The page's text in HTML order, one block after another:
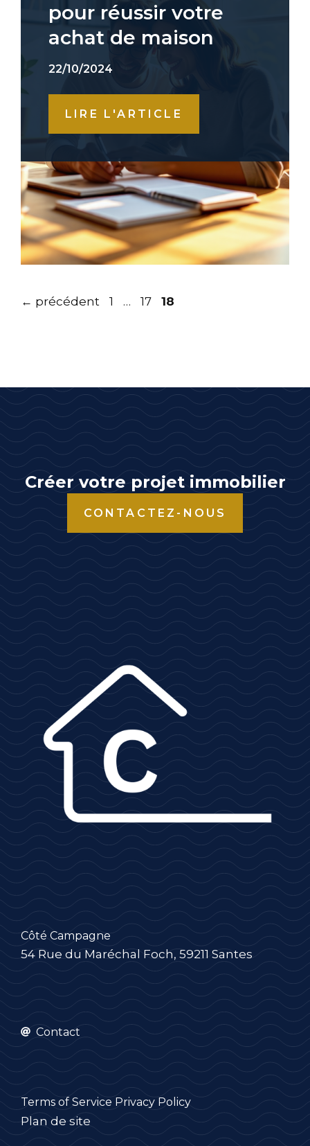
pour réussir votre
achat de maison
22/10/2024
LIRE L'ARTICLE
← précédent Page
1 … Page
17 Page
18
Créer votre projet immobilier
CONTACTEZ-NOUS
Côté Campagne
54 Rue du Maréchal Foch, 59211 Santes
Contact
Terms of Service Privacy Policy
Plan de site